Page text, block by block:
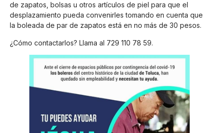
de zapatos, bolsas u otros artículos de piel para que el
desplazamiento pueda convenirles tomando en cuenta que
la boleada de par de zapatos está en no más de 30 pesos.
¿Cómo contactarlos? Llama al 729 110 78 59.